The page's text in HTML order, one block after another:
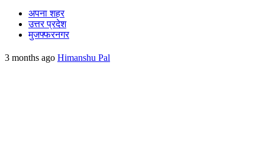
अपना शहर
उत्तर प्रदेश
मुजफ्फरनगर
3 months ago Himanshu Pal